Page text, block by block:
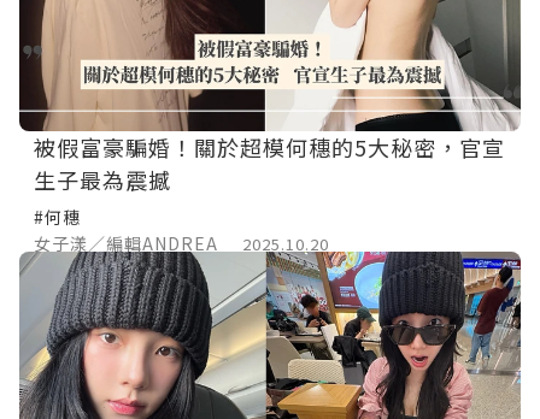
被假富豪騙婚！關於超模何穗的5大秘密，官宣
生子最為震撼
#何穗
女子漾／編輯ANDREA
2025.10.20